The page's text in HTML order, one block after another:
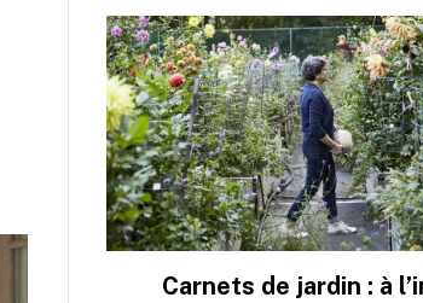
Carnets de jardin : à